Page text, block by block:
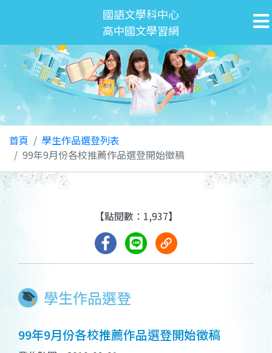
國語文學科中心
高中國文學習網
首頁
學生作品選登列表
99年9月份各校推薦作品選登開始徵稿
學生作品選登
【點閱數：1,937】
99年9月份各校推薦作品選登開始徵稿